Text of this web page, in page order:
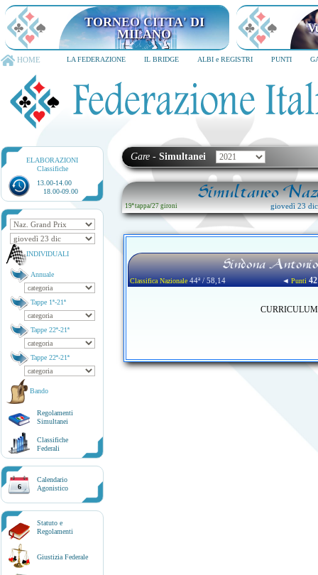
TORNEO CITTA' DI MILANO
6-8 dicembre 2026
HOME LA FEDERAZIONE IL BRIDGE ALBI e REGISTRI PUNTI
ELABORAZIONI
Classifiche
13.00-14.00
18.00-09.00
INDIVIDUALI
Annuale
Tappe 1ª-21ª
Tappe 22ª-21ª
Tappe 22ª-21ª
Bando
Regolamenti
Simultanei
Classifiche
Federali
6
Calendario
Agonistico
Statuto e
Regolamenti
Giustizia Federale
Gare - Simultanei
Simultaneo
19ª tappa/27 gironi giovedì 23
Sindona
Classifica Nazionale44ª / 58,14 ◄Punti 42
CURRICULUM